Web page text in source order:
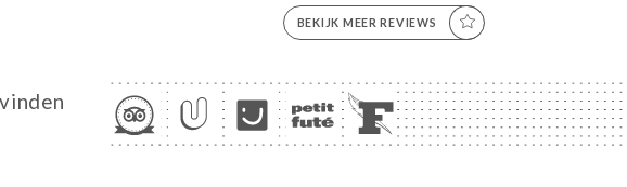
BEKIJK MEER REVIEWS